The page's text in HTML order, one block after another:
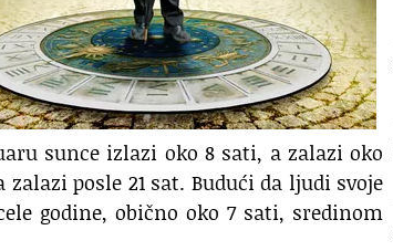
sunce izlazi oko 8 sati, a zalazi oko
posle 21 sat. Budući da ljudi svoje
godine, obično oko 7 sati, sredinom